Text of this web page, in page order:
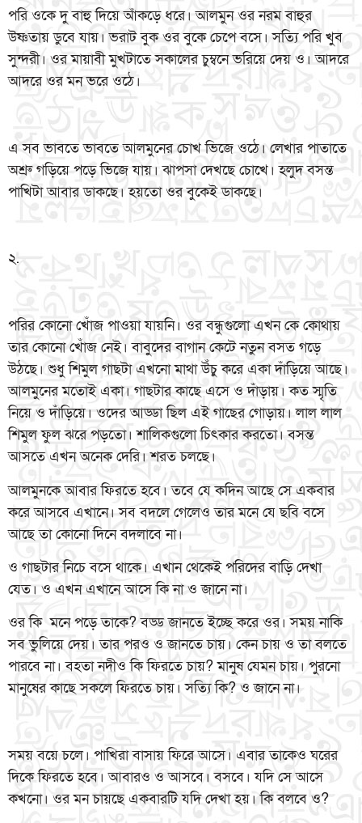
পরি ওকে দু বাহু দিয়ে আঁকড়ে ধরে। আলমুন ওর নরম বাহুর
উষ্ণতায় ডুবে যায়। ভরাট বুক ওর বুকে চেপে বসে। সত্যি পরি খুব
সুন্দরী। ওর মায়াবী মুখটাতে সকালের চুম্বনে ভরিয়ে দেয় ও। আদরে
আদরে ওর মন ভরে ওঠে।
এ সব ভাবতে ভাবতে আলমুনের চোখ ভিজে ওঠে। লেখার পাতাতে
অশ্রু গড়িয়ে পড়ে ভিজে যায়। ঝাপসা দেখছে চোখে। হলুদ বসন্ত
পাখিটা আবার ডাকছে। হয়তো ওর বুকেই ডাকছে।
২.
পরির কোনো খোঁজ পাওয়া যায়নি। ওর বন্ধুগুলো এখন কে কোথায়
তার কোনো খোঁজ নেই। বাবুদের বাগান কেটে নতুন বসত গড়ে
উঠছে। শুধু শিমুল গাছটা এখনো মাথা উঁচু করে একা দাঁড়িয়ে আছে।
আলমুনের মতোই একা। গাছটার কাছে এসে ও দাঁড়ায়। কত স্মৃতি
নিয়ে ও দাঁড়িয়ে। ওদের আড্ডা ছিল এই গাছের গোড়ায়। লাল লাল
শিমুল ফুল ঝরে পড়তো। শালিকগুলো চিৎকার করতো। বসন্ত
আসতে এখন অনেক দেরি। শরত চলছে।
আলমুনকে আবার ফিরতে হবে। তবে যে কদিন আছে সে একবার
করে আসবে এখানে। সব বদলে গেলেও তার মনে যে ছবি বসে
আছে তা কোনো দিনে বদলাবে না।
ও গাছটার নিচে বসে থাকে। এখান থেকেই পরিদের বাড়ি দেখা
যেত। ও এখন এখানে আসে কি না ও জানে না।
ওর কি মনে পড়ে তাকে? বড্ড জানতে ইচ্ছে করে ওর। সময় নাকি
সব ভুলিয়ে দেয়। তার পরও ও জানতে চায়। কেন চায় ও তা বলতে
পারবে না। বহতা নদীও কি ফিরতে চায়? মানুষ যেমন চায়। পুরনো
মানুষের কাছে সকলে ফিরতে চায়। সত্যি কি? ও জানে না।
সময় বয়ে চলে। পাখিরা বাসায় ফিরে আসে। এবার তাকেও ঘরের
দিকে ফিরতে হবে। আবারও ও আসবে। বসবে। যদি সে আসে
কখনো। ওর মন চায়ছে একবারটি যদি দেখা হয়। কি বলবে ও?